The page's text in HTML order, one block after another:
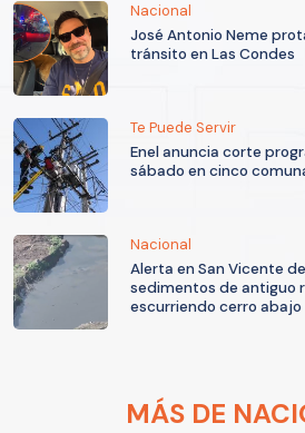
Nacional
José Antonio Neme
tránsito en Las Condes
Te Puede Servir
Enel anuncia corte
sábado en cinco
Nacional
Alerta en San Vicente
sedimentos de antiguo
escurriendo cerro abajo
MÁS DE